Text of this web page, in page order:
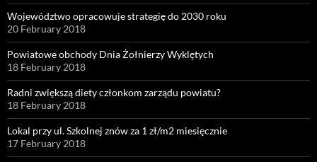
Województwo opracowuje strategię do 2030 roku
20 February 2018
Powiatowe obchody Dnia Żołnierzy Wyklętych
18 February 2018
Radni zwiększą diety członkom zarządu powiatu?
18 February 2018
Lokal przy ul. Szkolnej znów za 1 zł/m2 miesięcznie
17 February 2018